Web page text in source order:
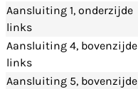
Aansluiting 1, onderzijde
links
Aansluiting 4, bovenzijde
links
Aansluiting 5, bovenzijde